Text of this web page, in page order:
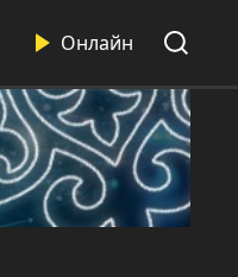
Онлайн